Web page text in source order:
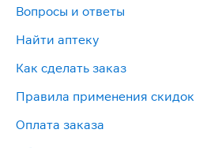
Вопросы и ответы
Найти аптеку
Как сделать заказ
Правила применения скидок
Оплата заказа